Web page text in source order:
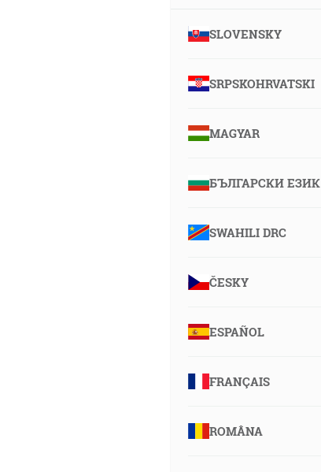
SLOVENSKY
SRPSKOHRVATSKI
MAGYAR
БЪЛГАРСКИ ЕЗИК
SWAHILI DRC
ČESKY
ESPAÑOL
FRANÇAIS
ROMÂNA